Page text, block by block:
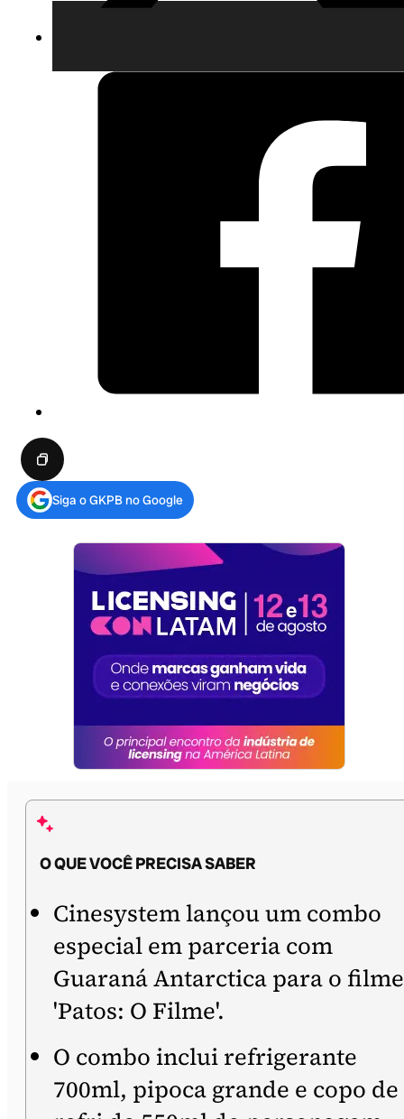
Siga o GKPB no Google
O QUE VOCÊ PRECISA SABER
Cinesystem lançou um combo
especial em parceria com
Guaraná Antarctica para o filme
'Patos: O Filme'.
O combo inclui refrigerante
700ml, pipoca grande e copo de